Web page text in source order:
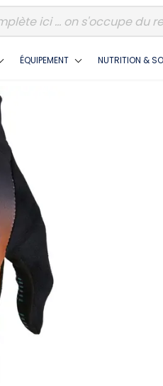
ÉQUIPEMENT NUTRITION &